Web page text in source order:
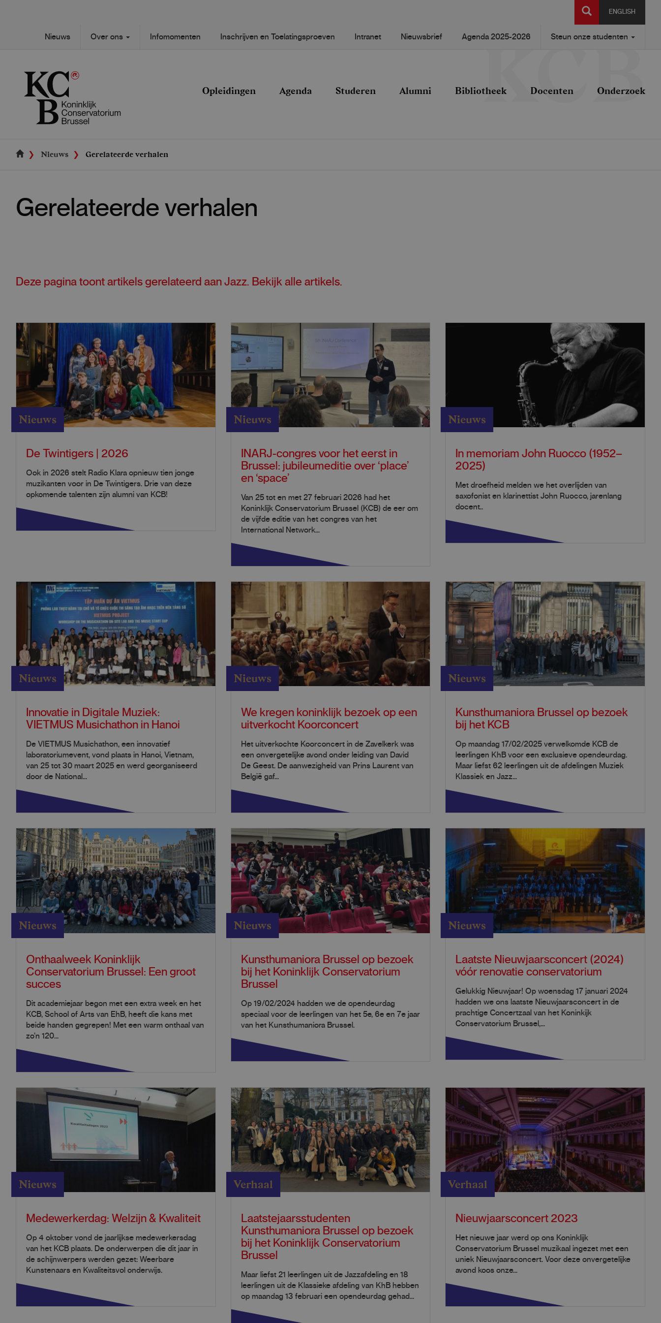
ENGLISH
SEARCH
Secondary
navigation
Nieuws Over ons Infomomenten Inschrijven en Toelatingsproeven Intranet Nieuwsbrief Agenda 2025-2026 Steun onze studenten
navigation
Opleidingen Agenda Studeren Alumni Bibliotheek Docenten Onderzoek
Nieuws Gerelateerde verhalen
Gerelateerde verhalen
Deze pagina toont artikels gerelateerd aan Jazz. Bekijk alle artikels.
Nieuws
De Twintigers | 2026
Ook in 2026 stelt Radio Klara opnieuw tien jonge
muzikanten voor in De Twintigers. Drie van deze
opkomende talenten zijn alumni van KCB!
Nieuws
INARJ-congres voor het eerst in
Brussel: jubileumeditie over ‘place’
en ‘space’
Van 25 tot en met 27 februari 2026 had het
Koninklijk Conservatorium Brussel (KCB) de eer om
de vijfde editie van het congres van het
International Network...
Nieuws
In memoriam John Ruocco (1952–
2025)
Met droefheid melden we het overlijden van
saxofonist en klarinettist John Ruocco, jarenlang
docent..
Nieuws
Innovatie in Digitale Muziek:
VIETMUS Musichathon in Hanoi
De VIETMUS Musichathon, een innovatief
laboratoriumevent, vond plaats in Hanoi, Vietnam,
van 25 tot 30 maart 2025 en werd georganiseerd
door de National...
Nieuws
We kregen koninklijk bezoek op een
uitverkocht Koorconcert
Het uitverkochte Koorconcert in de Zavelkerk was
een onvergetelijke avond onder leiding van David
De Geest. De aanwezigheid van Prins Laurent van
België gaf...
Nieuws
Kunsthumaniora Brussel op bezoek
bij het KCB
Op maandag 17/02/2025 verwelkomde KCB de
leerlingen KhB voor een exclusieve opendeurdag.
Maar liefst 62 leerlingen uit de afdelingen Muziek
Klassiek en Jazz...
Nieuws
Onthaalweek Koninklijk
Conservatorium Brussel: Een groot
succes
Dit academiejaar begon met een extra week en het
KCB, School of Arts van EhB, heeft die kans met
beide handen gegrepen! Met een warm onthaal van
zo’n 120...
Nieuws
Kunsthumaniora Brussel op bezoek
bij het Koninklijk Conservatorium
Brussel
Op 19/02/2024 hadden we de opendeurdag
speciaal voor de leerlingen van het 5e, 6e en 7e jaar
van het Kunsthumaniora Brussel.
Nieuws
Laatste Nieuwjaarsconcert (2024)
vóór renovatie conservatorium
Gelukkig Nieuwjaar! Op woensdag 17 januari 2024
hadden we ons laatste Nieuwjaarsconcert in de
prachtige Concertzaal van het Koninkijk
Conservatorium Brussel,...
Nieuws
Medewerkerdag: Welzijn & Kwaliteit
Op 4 oktober vond de jaarlijkse medewerkersdag
van het KCB plaats. De onderwerpen die dit jaar in
de schijnwerpers werden gezet: Weerbare
Kunstenaars en Kwaliteitsvol onderwijs.
Verhaal
Laatstejaarsstudenten
Kunsthumaniora Brussel op bezoek
bij het Koninklijk Conservatorium
Brussel
Maar liefst 21 leerlingen uit de Jazzafdeling en 18
leerlingen uit de Klassieke afdeling van KhB hebben
op maandag 13 februari een opendeurdag gehad...
Verhaal
Nieuwjaarsconcert 2023
Het nieuwe jaar werd op ons Koninklijk
Conservatorium Brussel muzikaal ingezet met een
uniek Nieuwjaarsconcert. Voor deze onvergetelijke
avond koos onze...